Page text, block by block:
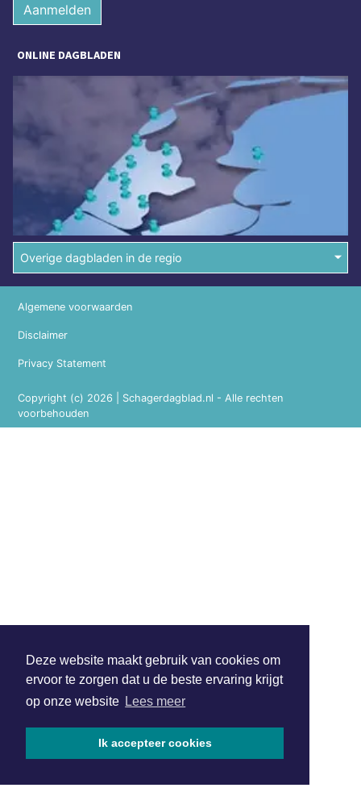
Deze website maakt gebruik van cookies om
ervoor te zorgen dat u de beste ervaring krijgt
op onze website Lees meer
Ik accepteer cookies
Aanmelden
ONLINE DAGBLADEN
Overige dagbladen in de regio
Copyright (c) 2026 | Schagerdagblad.nl - Alle rechten
voorbehouden
Algemene voorwaarden
Disclaimer
Privacy Statement